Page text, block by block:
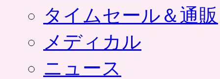
タイムセール＆通販
メディカル
ニュース